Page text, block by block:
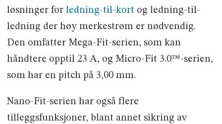
løsninger for ledning-til-kortog ledning-til-
ledning der høy merkestrøm er nødvendig.
Den omfatter Mega-Fit-serien, som kan
håndtere opptil 23 A, og Micro-Fit 3.0™-serien,
som har en pitch på 3,00 mm.
Nano-Fit-serien har også flere
tilleggsfunksjoner, blant annet sikring av